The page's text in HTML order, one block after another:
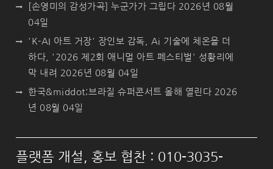
[손영미의 감성가곡] 누군가가 그립다 2026년 08월
04일
'K-AI 아트 거장' 장인보 감독, Ai 기술에 체온을 더
하다, '2026 제2회 애니멀 아트 페스티벌' 성황리에
막 내려 2026년 08월 04일
한국&middot;브라질 슈퍼콘서트 올해 열린다 2026
년 08월 04일
플랫폼 개설, 홍보 협찬 : 010-3035-